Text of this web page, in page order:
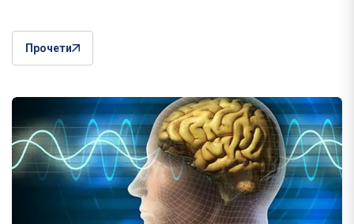
Прочети